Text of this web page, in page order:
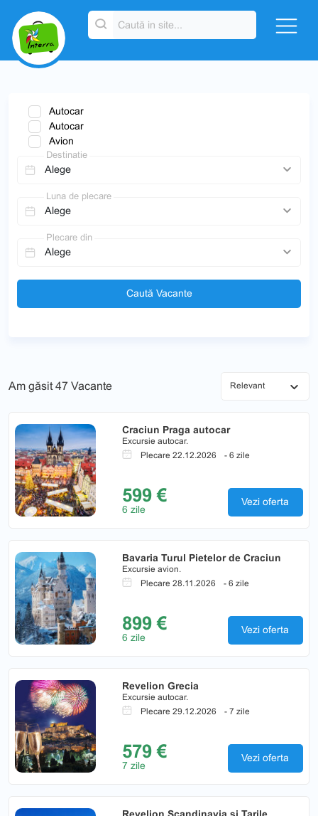
Autocar
Autocar
Avion
Destinatie
Luna de plecare
Plecare din
Caută Vacante
Am găsit 47 Vacante
Craciun Praga autocar
Excursie autocar.
Plecare 22.12.2026
- 6 zile
599 €
6 zile
Vezi oferta
Bavaria Turul Pietelor de Craciun
Excursie avion.
Plecare 28.11.2026
- 6 zile
899 €
6 zile
Vezi oferta
Revelion Grecia
Excursie autocar.
Plecare 29.12.2026
- 7 zile
579 €
7 zile
Vezi oferta
Revelion Scandinavia si Tarile